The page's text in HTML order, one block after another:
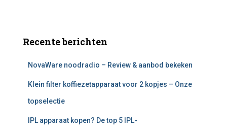
Recente berichten
NovaWare noodradio – Review & aanbod bekeken
Klein filter koffiezetapparaat voor 2 kopjes – Onze
topselectie
IPL apparaat kopen? De top 5 IPL-